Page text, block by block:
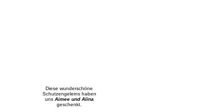
Diese wunderschöne
Schutzengeleins haben
uns Aimee und Alina
geschenkt.